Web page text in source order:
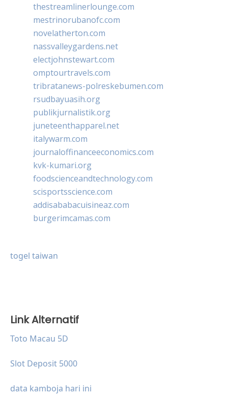
thestreamlinerlounge.com
mestrinorubanofc.com
novelatherton.com
nassvalleygardens.net
electjohnstewart.com
omptourtravels.com
tribratanews-polreskebumen.com
rsudbayuasih.org
publikjurnalistik.org
juneteenthapparel.net
italywarm.com
journaloffinanceeconomics.com
kvk-kumari.org
foodscienceandtechnology.com
scisportsscience.com
addisababacuisineaz.com
burgerimcamas.com
togel taiwan
Link Alternatif
Toto Macau 5D
Slot Deposit 5000
data kamboja hari ini